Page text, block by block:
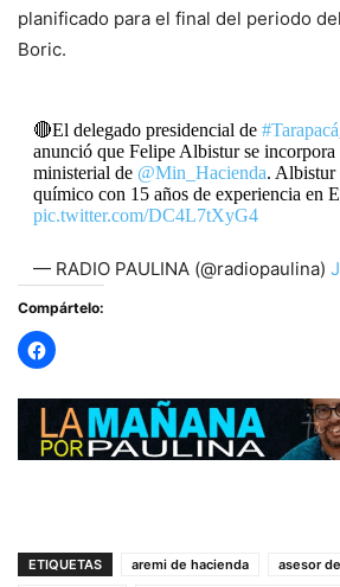
planificado para el final del periodo
Boric.
🔴El delegado presidencial de #Tarapacá
anunció que Felipe Albistur se incorpora
ministerial de @Min_Hacienda. Albistur
químico con 15 años de experiencia en
pic.twitter.com/DC4L7tXyG4
— RADIO PAULINA (@radiopaulina)
Compártelo:
ETIQUETAS aremi de hacienda
asesor